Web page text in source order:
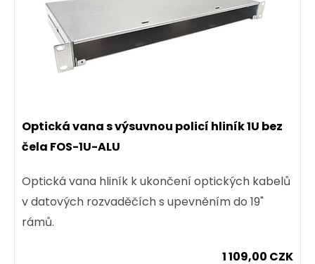
Optická vana s výsuvnou policí hliník 1U bez
čela FOS-1U-ALU
Optická vana hliník k ukončení optických kabelů
v datových rozvaděčích s upevněním do 19"
rámů.
1 109,00 CZK